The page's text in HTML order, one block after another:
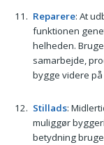
Reparere: At
funktionen
helheden.
samarbejde,
bygge videre
Stillads:
muliggør
betydning